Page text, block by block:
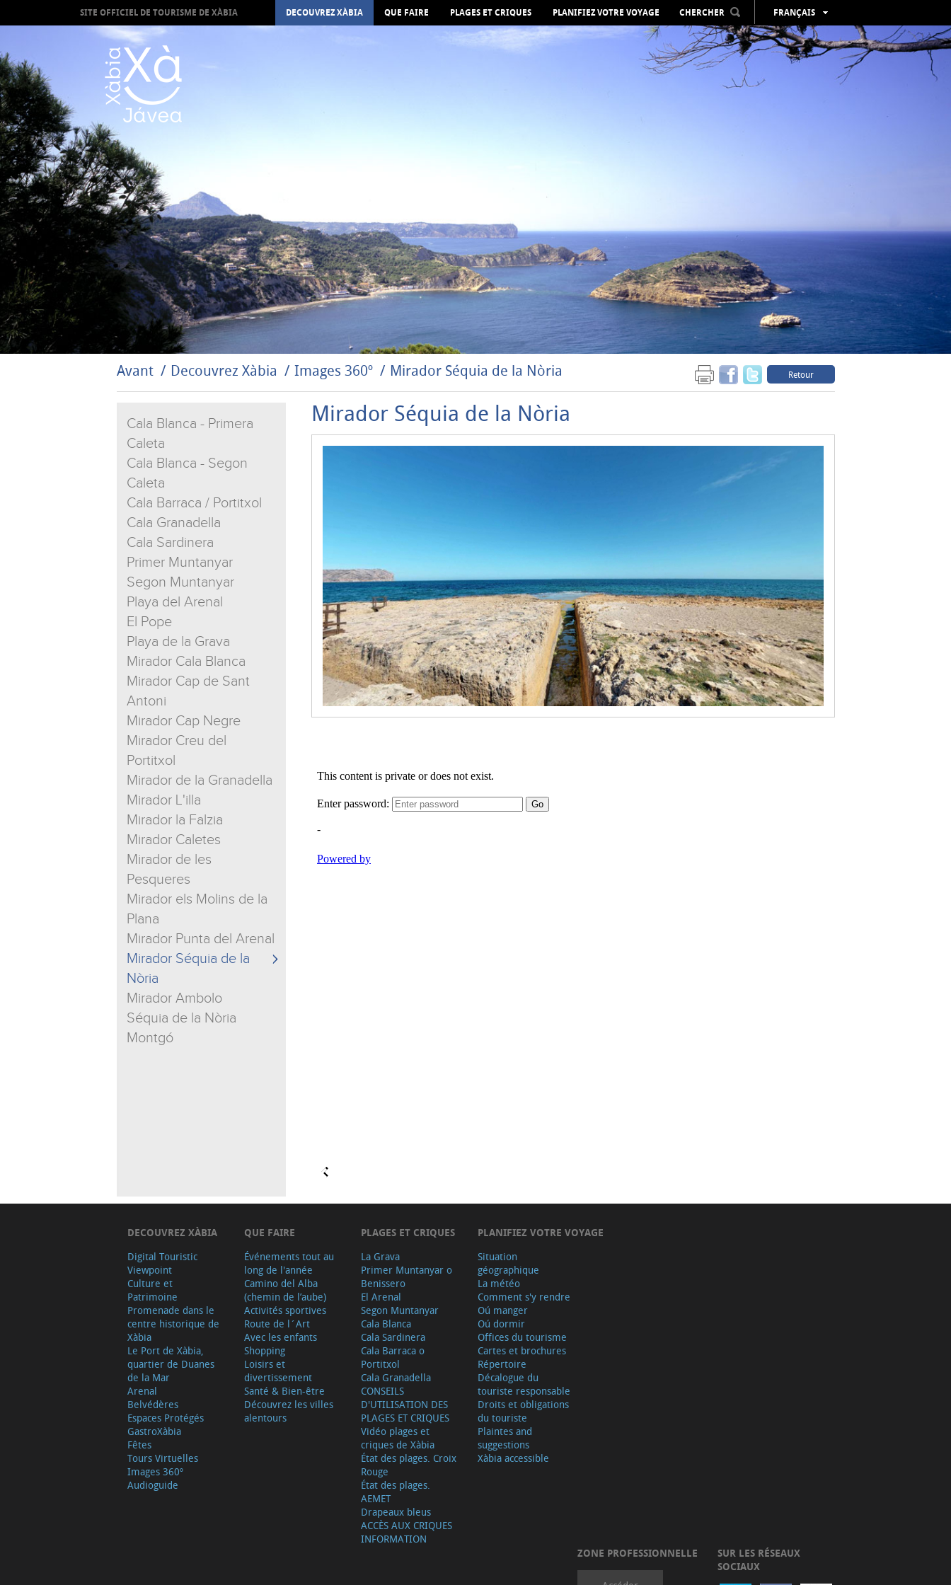
SITE OFFICIEL DE TOURISME DE XÀBIA DECOUVREZ XÀBIA QUE FAIRE PLAGES ET CRIQUES PLANIFIEZ VOTRE VOYAGE CHERCHER
FRANÇAIS
ESPAÑOL
VALENCIÀ
Avant Decouvrez Xàbia Images 360º Mirador Séquia de la Nòria Retour
Cala Blanca - Primera
Caleta
Cala Blanca - Segon
Caleta
Cala Barraca / Portitxol
Cala Granadella
Cala Sardinera
Primer Muntanyar
Segon Muntanyar
Playa del Arenal
El Pope
Playa de la Grava
Mirador Cala Blanca
Mirador Cap de Sant
Antoni
Mirador Cap Negre
Mirador Creu del
Portitxol
Mirador de la Granadella
Mirador L'illa
Mirador la Falzia
Mirador Caletes
Mirador de les
Pesqueres
Mirador els Molins de la
Plana
Mirador Punta del Arenal
Mirador Séquia de la
Nòria
Mirador Ambolo
Séquia de la Nòria
Montgó
Mirador Séquia de la Nòria
DECOUVREZ XÀBIA
Digital Touristic
Viewpoint
Culture et
Patrimoine
Promenade dans le
centre historique de
Xàbia
Le Port de Xàbia,
quartier de Duanes
de la Mar
Arenal
Belvédères
Espaces Protégés
GastroXàbia
Fêtes
Tours Virtuelles
Images 360º
Audioguide
QUE FAIRE
Événements tout au
long de l'année
Camino del Alba
(chemin de l’aube)
Activités sportives
Route de l´Art
Avec les enfants
Shopping
Loisirs et
divertissement
Santé & Bien-être
Découvrez les villes
alentours
PLAGES ET CRIQUES
La Grava
Primer Muntanyar o
Benissero
El Arenal
Segon Muntanyar
Cala Blanca
Cala Sardinera
Cala Barraca o
Portitxol
Cala Granadella
CONSEILS
D'UTILISATION DES
PLAGES ET CRIQUES
Vidéo plages et
criques de Xàbia
État des plages. Croix
Rouge
État des plages.
AEMET
Drapeaux bleus
ACCÈS AUX CRIQUES
INFORMATION
PLANIFIEZ VOTRE VOYAGE
Situation
géographique
La météo
Comment s'y rendre
Oú manger
Oú dormir
Offices du tourisme
Cartes et brochures
Répertoire
Décalogue du
touriste responsable
Droits et obligations
du touriste
Plaintes and
suggestions
Xàbia accessible
ZONE PROFESSIONNELLE
SUR LES RÉSEAUX
SOCIAUX